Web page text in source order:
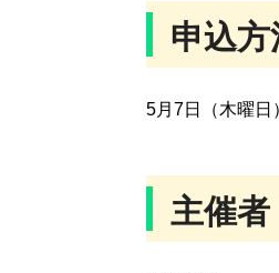
申込方
5月7日（木曜日
主催者